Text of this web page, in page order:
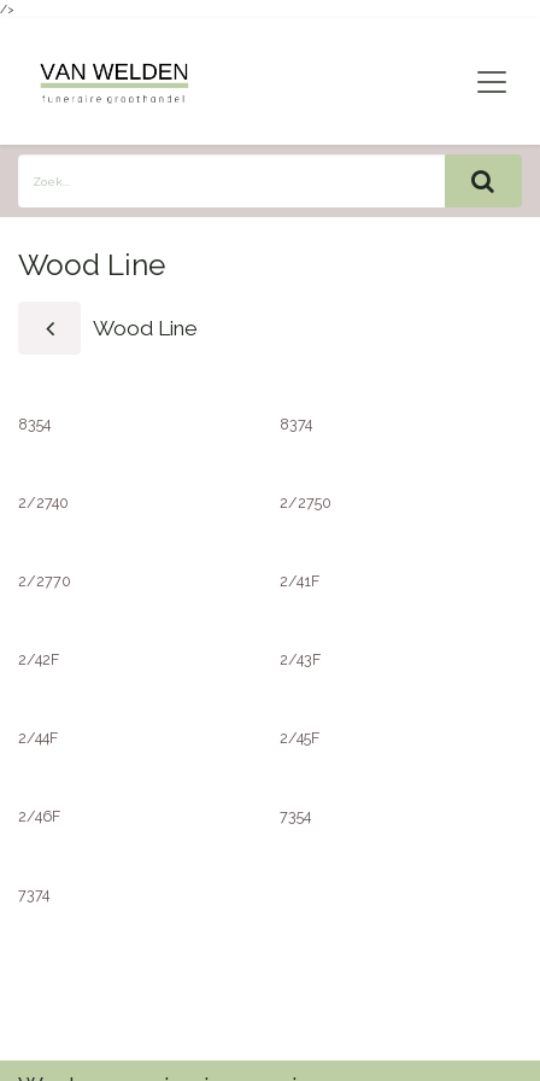
/>
Wood Line
Wood Line
8354 8374
2/2740 2/2750
2/2770 2/41F
2/42F 2/43F
2/44F 2/45F
2/46F 7354
7374